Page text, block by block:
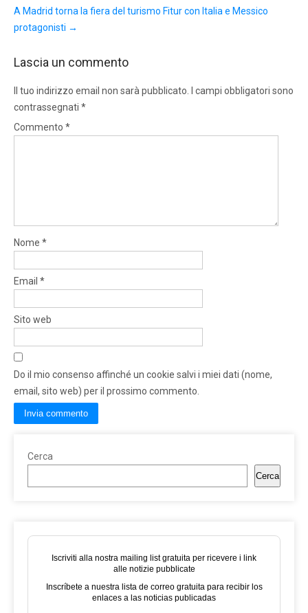
A Madrid torna la fiera del turismo Fitur con Italia e Messico
protagonisti →
Lascia un commento
Il tuo indirizzo email non sarà pubblicato.
I campi obbligatori sono
contrassegnati *
Commento *
Nome *
Email *
Sito web
Do il mio consenso affinché un cookie salvi i miei dati (nome,
email, sito web) per il prossimo commento.
Cerca
Cerca
Iscriviti alla nostra mailing list gratuita per ricevere i link
alle notizie pubblicate
Inscríbete a nuestra lista de correo gratuita para recibir los
enlaces a las noticias publicadas